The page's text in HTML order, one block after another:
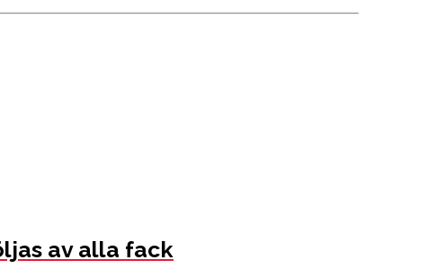
av alla fack